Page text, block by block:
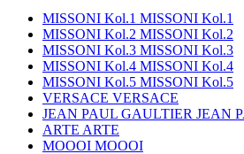
MISSONI Kol.1 MISSONI Kol.1
MISSONI Kol.2 MISSONI Kol.2
MISSONI Kol.3 MISSONI Kol.3
MISSONI Kol.4 MISSONI Kol.4
MISSONI Kol.5 MISSONI Kol.5
VERSACE VERSACE
JEAN PAUL GAULTIER JEAN
ARTE ARTE
MOOOI MOOOI